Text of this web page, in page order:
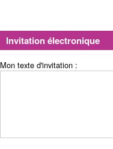
Invitation électronique
Mon texte d'invitation :